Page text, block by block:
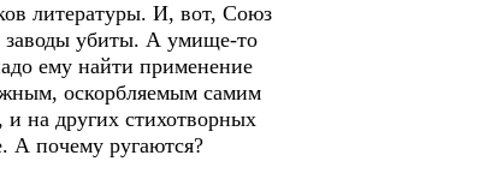
литературы. И, вот, Союз
заводы убиты. А умище-то
ему найти применение
оскорбляемым самим
на других стихотворных
А почему ругаются?